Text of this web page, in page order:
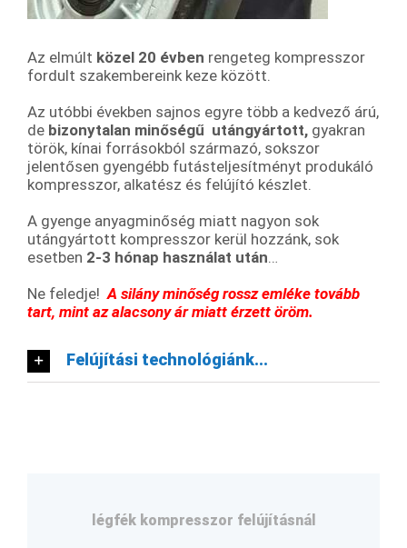
Az elmúlt közel 20 évben rengeteg kompresszor
fordult szakembereink keze között.
Az utóbbi években sajnos egyre több a kedvező árú,
de bizonytalan minőségű utángyártott, gyakran
török, kínai forrásokból származó, sokszor
jelentősen gyengébb futásteljesítményt produkáló
kompresszor, alkatész és felújító készlet.
A gyenge anyagminőség miatt nagyon sok
utángyártott kompresszor kerül hozzánk, sok
esetben 2-3 hónap használat után…
Ne feledje!A silány minőség rossz emléke tovább
tart, mint az alacsony ár miatt érzett öröm.
Felújítási technológiánk...
légfék kompresszor felújításnál